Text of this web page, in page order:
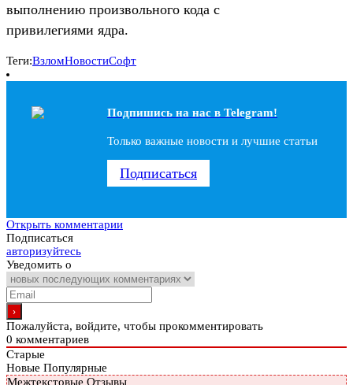
выполнению произвольного кода с
привилегиями ядра.
Теги:ВзломНовостиСофт
Подпишись на наc в Telegram!
Только важные новости и лучшие статьи
Подписаться
Открыть комментарии
Подписаться
авторизуйтесь
Уведомить о
Пожалуйста, войдите, чтобы прокомментировать
0 комментариев
Старые
Новые Популярные
Межтекстовые Отзывы